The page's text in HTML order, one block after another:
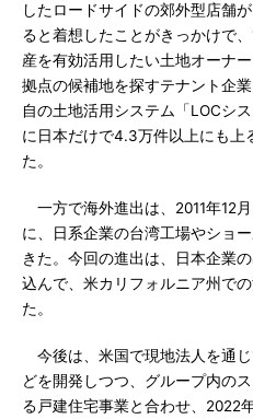
したロードサイドの郊外型店舗
ると着想したことがきっかけで
産を有効活用したい土地オーナ
拠点の候補地を探すテナント企
自の土地活用システム「LOCシ
に日本だけで4.3万件以上にも上
た。
一方で海外進出は、2011年12
に、日系企業の台湾工場やショ
きた。今回の進出は、日本企業
込んで、米カリフォルニア州で
た。
今後は、米国で現地法人を通
どを開発しつつ、グループ内の
る戸建住宅事業と合わせ、2022